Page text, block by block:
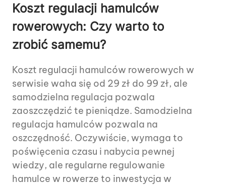
Koszt regulacji hamulców
rowerowych: Czy warto to
zrobić samemu?
Koszt regulacji hamulców rowerowych w
serwisie waha się od 29 zł do 99 zł, ale
samodzielna regulacja pozwala
zaoszczędzić te pieniądze. Samodzielna
regulacja hamulców pozwala na
oszczędność. Oczywiście, wymaga to
poświęcenia czasu i nabycia pewnej
wiedzy, ale regularne regulowanie
hamulce w rowerze to inwestycja w